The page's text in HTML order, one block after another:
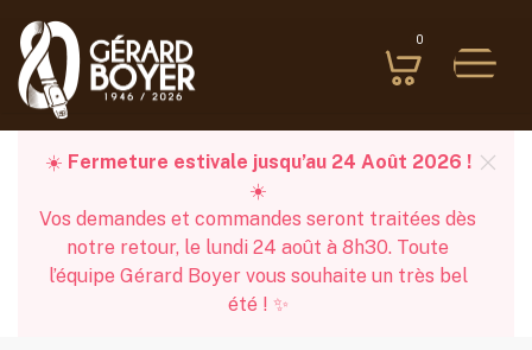
0
☀️ Fermeture estivale jusqu’au 24 Août 2026 !
☀️
Vos demandes et commandes seront traitées dès
notre retour, le lundi 24 août à 8h30. Toute
l’équipe Gérard Boyer vous souhaite un très bel
été ! ✨